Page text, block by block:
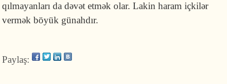
qılmayanları da dəvət etmək olar. Lakin haram içkilər
vermək böyük günahdır.
Paylaş: